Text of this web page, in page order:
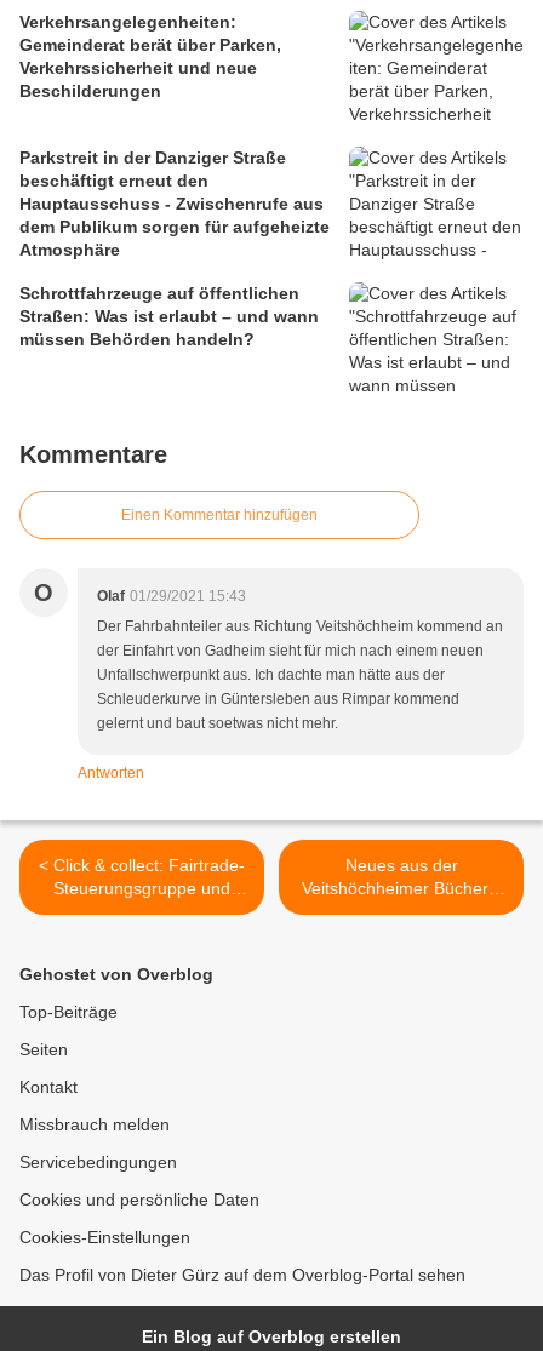
Verkehrsangelegenheiten:
Gemeinderat berät über Parken,
Verkehrssicherheit und neue
Beschilderungen
Parkstreit in der Danziger Straße
beschäftigt erneut den
Hauptausschuss - Zwischenrufe aus
dem Publikum sorgen für aufgeheizte
Atmosphäre
Schrottfahrzeuge auf öffentlichen
Straßen: Was ist erlaubt – und wann
müssen Behörden handeln?
Kommentare
Einen Kommentar hinzufügen
O Olaf 01/29/2021 15:43
Der Fahrbahnteiler aus Richtung Veitshöchheim kommend an
der Einfahrt von Gadheim sieht für mich nach einem neuen
Unfallschwerpunkt aus. Ich dachte man hätte aus der
Schleuderkurve in Güntersleben aus Rimpar kommend
gelernt und baut soetwas nicht mehr.
Antworten
< Click & collect: Fairtrade-
Steuerungsgruppe und
Reisebüro am Hofgarten
Neues aus der
Veitshöchheimer Bücherei
im Bahnhof: U.a. stellt sich
Gehostet von Overblog
Top-Beiträge
Seiten
Kontakt
Missbrauch melden
Servicebedingungen
Cookies und persönliche Daten
Cookies-Einstellungen
Das Profil von Dieter Gürz auf dem Overblog-Portal sehen
Ein Blog auf Overblog erstellen